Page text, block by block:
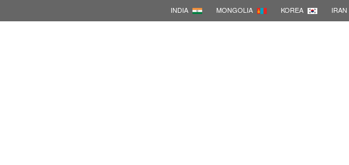
IRAN
KOREA
MONGOLIA
INDIA